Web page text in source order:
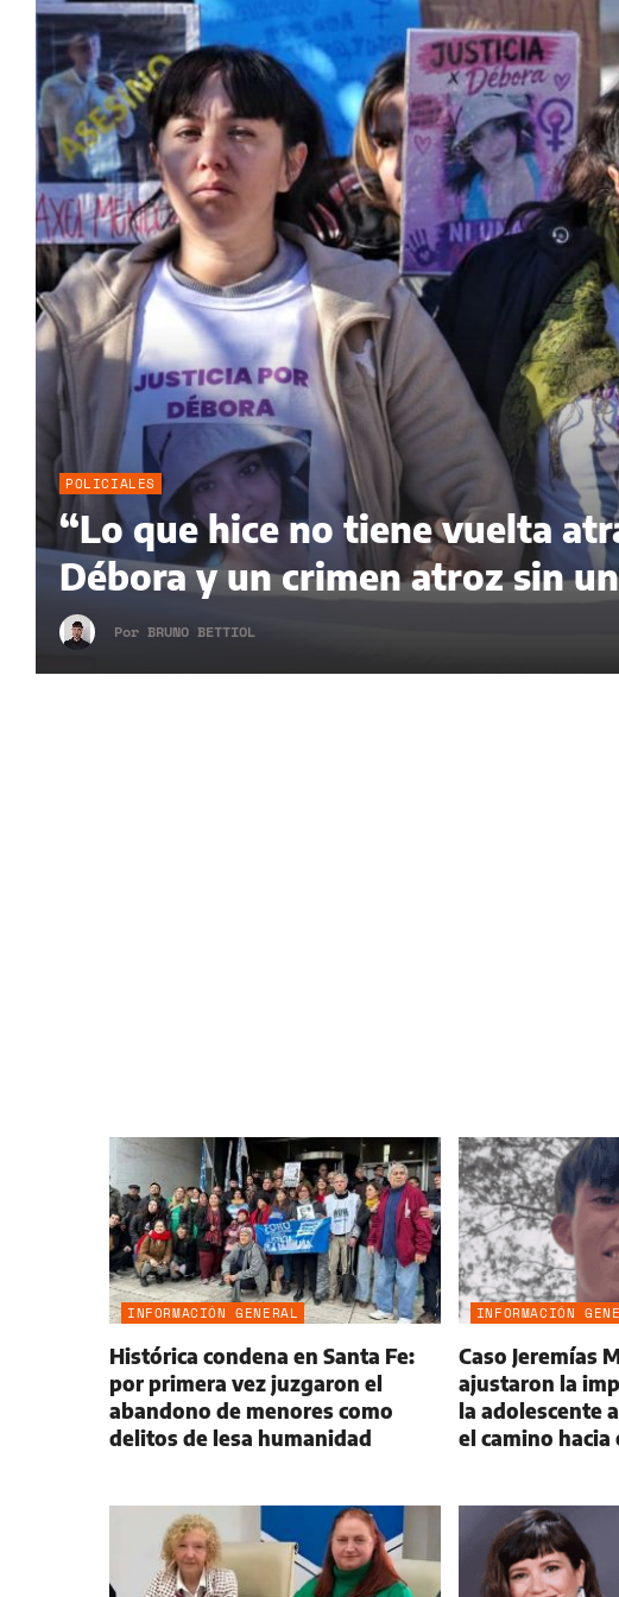
POLICIALES
“Lo que hice no tiene vuelta
Débora y un crimen atroz sin
Por BRUNO BETTIOL
INFORMACIÓN GENERAL
Histórica condena en Santa Fe:
por primera vez juzgaron el
abandono de menores como
delitos de lesa humanidad
INFORMACIÓN
Caso Jeremías
ajustaron la
la adolescente
el camino hacia